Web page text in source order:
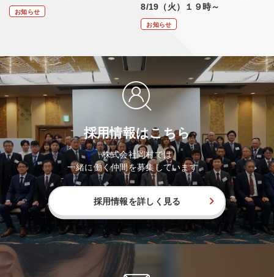
お知らせ
8/19（火）１９時～
お知らせ
採用情報はこちら
株式会社岡村では
一緒に働く仲間を募集しています。
採用情報を詳しく見る